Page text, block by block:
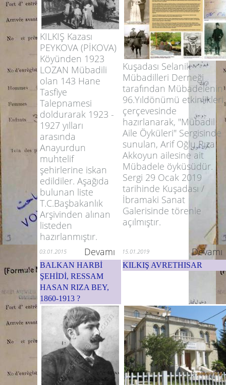
KILKIŞ Kazası
PEYKOVA (PİKOVA)
Köyünden 1923
LOZAN Mübadili
olan 143 Hane
Tasfiye
Talepnamesi
doldurarak 1923 -
1927 yılları
arasında
Anayurdun
muhtelif
şehirlerine iskan
edildiler. Aşağıda
bulunan liste
T.C.Başbakanlık
Arşivinden alınan
listeden
hazırlanmıştır.
Kuşadası Selanik
Mübadilleri Derneği
tarafından Mübadelenin
96.Yıldönümü etkinlikleri
çerçevesinde
hazırlanarak, "Mübadil
Aile Öyküleri" Sergisinde
sunulan, Arif Oğlu Rıza
Akkoyun ailesine ait
Mübadele öyküsüdür.
Sergi 29 Ocak 2019
tarihinde Kuşadası /
İbramaki Sanat
Galerisinde törenle
açılmıştır.
03.01.2015 Devamı 15.01.2019 Devamı
BALKAN HARBİ
ŞEHİDİ, RESSAM
HASAN RIZA BEY,
1860-1913 ?
KILKIŞ AVRETHISAR